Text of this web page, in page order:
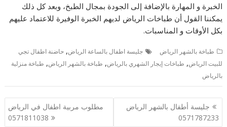
الخبرة و المهارة بالإضافة إلى الجودة بمجال الطبخ، وبعد كل ذلك
يمكننا القول أن طباخات الرياض لديهم الخبرة الوفيرة للاعتماد عليهم
بكل الأوقات و المناسبات.
طباخة بالشهر الرياض جليسة اطفال بالساعة الرياض,حاضنة اطفال تجي
للبيت الرياض, طباخات إيجار الشهري بالرياض, طباخة بالشهر الرياض, طباخة منزلية
بالرياض
تصفّح
المقالات
جليسة أطفال بالشهر الرياض
0571787233
مطلوب مربية اطفال في الرياض
0571811038